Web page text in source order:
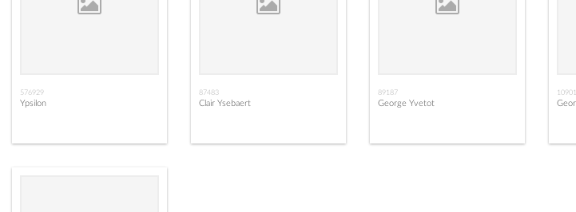
576929
Ypsilon
87483
Clair Ysebaert
89187
George Yvetot